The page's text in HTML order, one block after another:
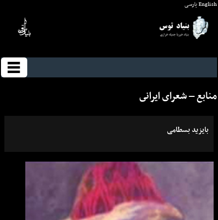
Englishپارسی
منابع – شعراى ايرانى
بایزید بسطامی